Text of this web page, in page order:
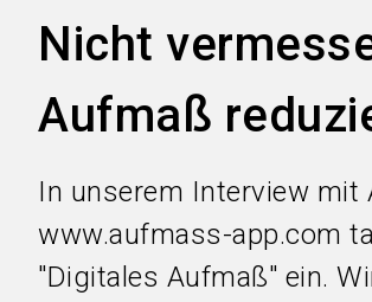
Nicht
Aufmaß
In unserem Interview mit
www.aufmass-app.com
"Digitales Aufmaß" ein.